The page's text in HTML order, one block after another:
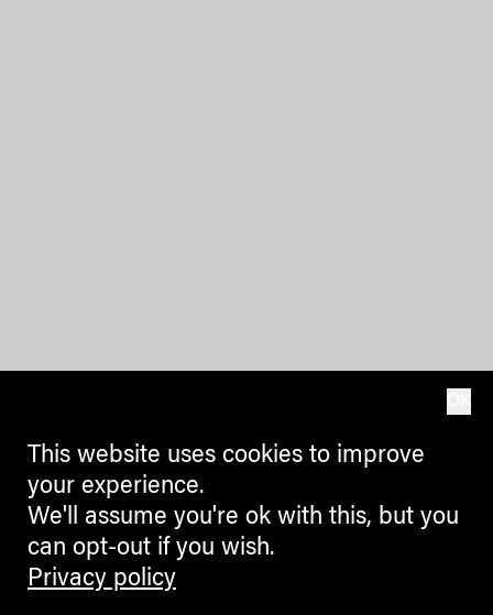
This website uses cookies to improve
your experience.
We'll assume you're ok with this, but you
can opt-out if you wish.
Privacy policy